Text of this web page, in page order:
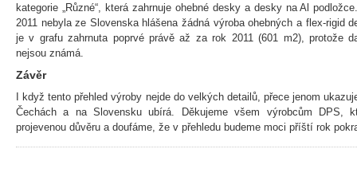
kategorie „Různé“, která zahrnuje ohebné desky a desky na Al
2011 nebyla ze Slovenska hlášena žádná výroba ohebných a flex-rigid
je v grafu zahrnuta poprvé právě až za rok 2011 (601 m2), protože
nejsou známá.
Závěr
I když tento přehled výroby nejde do velkých detailů, přece jenom
Čechách a na Slovensku ubírá. Děkujeme všem výrobcům DPS,
projevenou důvěru a doufáme, že v přehledu budeme moci příští rok